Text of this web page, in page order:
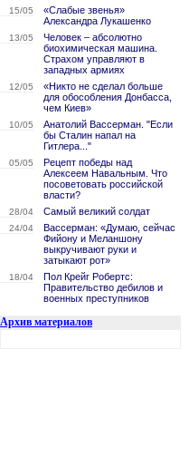
15/05
«Слабые звенья»
Александра Лукашенко
13/05
Человек – абсолютно
биохимическая машина.
Страхом управляют в
западных армиях
12/05
«Никто не сделал больше
для обособления Донбасса,
чем Киев»
10/05
Анатолий Вассерман. "Если
бы Сталин напал на
Гитлера..."
05/05
Рецепт победы над
Алексеем Навальным. Что
посоветовать российской
власти?
28/04 Самый великий солдат
24/04
Вассерман: «Думаю, сейчас
Фийону и Меланшону
выкручивают руки и
затыкают рот»
18/04
Пол Крейг Робертс:
Правительство дебилов и
военных преступников
Архив материалов